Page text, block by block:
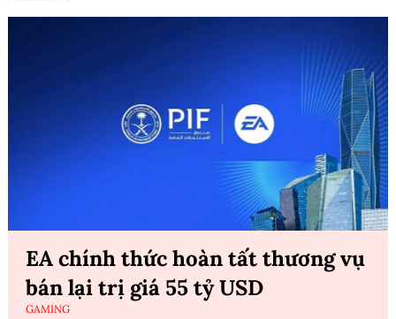
EA chính thức hoàn tất thương vụ
bán lại trị giá 55 tỷ USD
GAMING